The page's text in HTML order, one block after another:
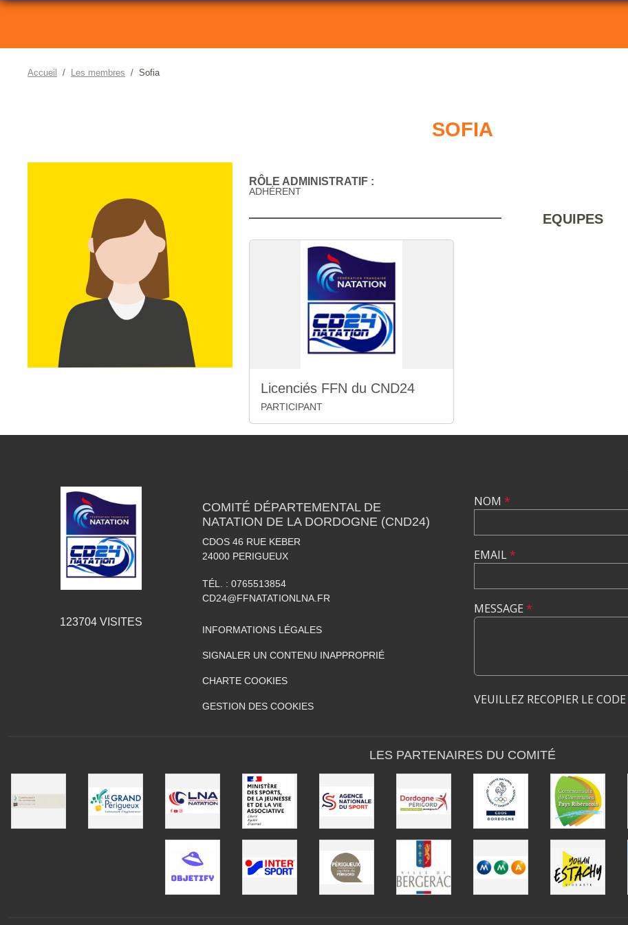
Accueil Les membres Sofia
SOFIA
RÔLE ADMINISTRATIF :
ADHÉRENT
EQUIPES
Licenciés FFN du CND24
PARTICIPANT
123704 VISITES
COMITÉ DÉPARTEMENTAL DE
NATATION DE LA DORDOGNE (CND24)
CDOS 46 RUE KEBER
24000 PERIGUEUX
TÉL. : 0765513854
CD24@FFNATATIONLNA.FR
INFORMATIONS LÉGALES
SIGNALER UN CONTENU INAPPROPRIÉ
CHARTE COOKIES
GESTION DES COOKIES
NOM *
EMAIL*
MESSAGE *
VEUILLEZ RECOPIER LE CODE
LES PARTENAIRES DU COMITÉ